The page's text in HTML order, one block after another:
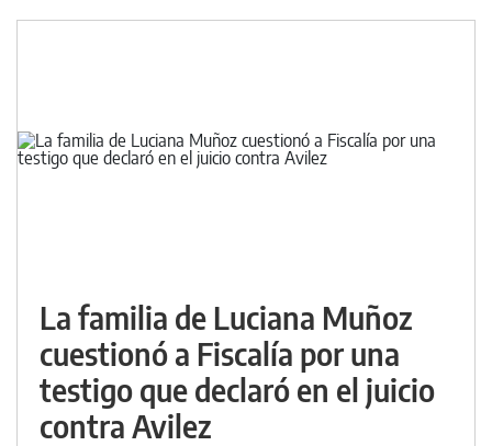
La familia de Luciana Muñoz
cuestionó a Fiscalía por una
testigo que declaró en el juicio
contra Avilez